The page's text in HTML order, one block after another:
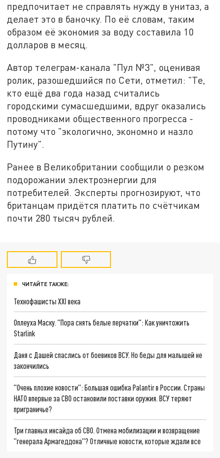
предпочитает не справлять нужду в унитаз, а
делает это в баночку. По её словам, таким
образом её экономия за воду составила 10
долларов в месяц.
Автор телеграм-канала "Пул №3", оценивая
ролик, разошедшийся по Сети, отметил: "Те,
кто ещё два года назад считались
городскими сумасшедшими, вдруг оказались
проводниками общественного прогресса -
потому что "экологично, экономно и назло
Путину".
Ранее в Великобритании сообщили о резком
подорожании электроэнергии для
потребителей. Эксперты прогнозируют, что
британцам придётся платить по счётчикам
почти 280 тысяч рублей.
ЧИТАЙТЕ ТАКЖЕ:
Технофашисты XXI века
Оплеуха Маску. "Пора снять белые перчатки": Как уничтожить
Starlink
Даня с Дашей спаслись от боевиков ВСУ. Но беды для малышей не
закончились
"Очень плохие новости": Большая ошибка Palantir в России. Страны
НАТО впервые за СВО остановили поставки оружия. ВСУ теряют
приграничье?
Три главных инсайда об СВО. Отмена мобилизации и возвращение
"генерала Армагеддона"? Отличные новости, которые ждали все